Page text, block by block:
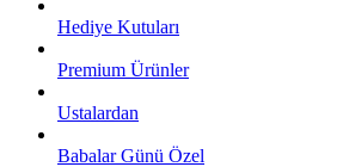
Hediye Kutuları
Premium Ürünler
Ustalardan
Babalar Günü Özel